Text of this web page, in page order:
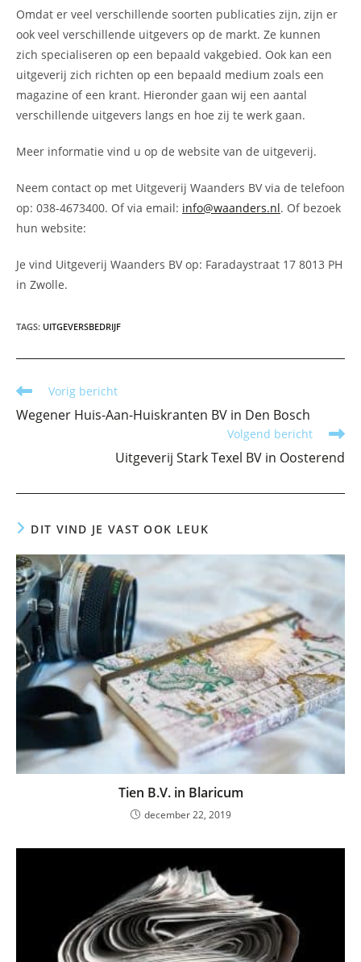
Omdat er veel verschillende soorten publicaties zijn, zijn er
ook veel verschillende uitgevers op de markt. Ze kunnen
zich specialiseren op een bepaald vakgebied. Ook kan een
uitgeverij zich richten op een bepaald medium zoals een
magazine of een krant. Hieronder gaan wij een aantal
verschillende uitgevers langs en hoe zij te werk gaan.
Meer informatie vind u op de website van de uitgeverij.
Neem contact op met Uitgeverij Waanders BV via de telefoon
op: 038-4673400. Of via email: info@waanders.nl. Of bezoek
hun website:
Je vind Uitgeverij Waanders BV op: Faradaystraat 17 8013 PH
in Zwolle.
TAGS: UITGEVERSBEDRIJF
Lees
artikelen
Vorig bericht
Wegener Huis-Aan-Huiskranten BV in Den Bosch
Volgend bericht
Uitgeverij Stark Texel BV in Oosterend
DIT VIND JE VAST OOK LEUK
Tien B.V. in Blaricum
december 22, 2019